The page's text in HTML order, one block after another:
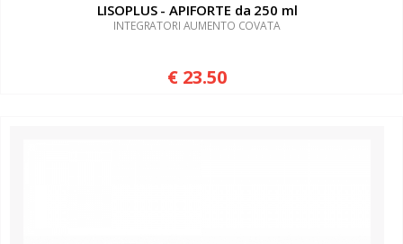
LISOPLUS - APIFORTE da 250 ml
INTEGRATORI AUMENTO COVATA
€ 23.50